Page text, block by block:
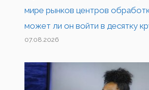
мире рынков центров
может ли он войти в десятку
07.08.2026